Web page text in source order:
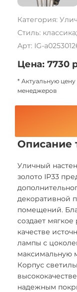
Категория:
Стиль:
Арт: IG-
Цена: 7730
* Актуальную цену
менеджеров
Описание
Уличный
золото IP33
декоративной
помещений.
создает
качестве
лампы с
максимальную
Корпус
надежным